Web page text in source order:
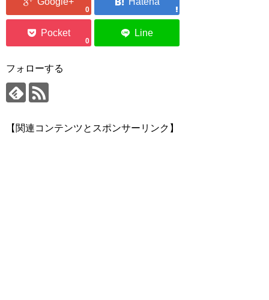
0
0
フォローする
【関連コンテンツとスポンサーリンク】